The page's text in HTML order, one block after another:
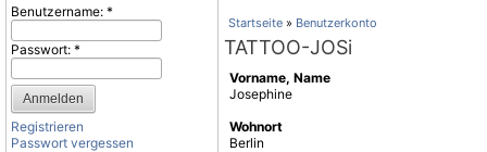
Benutzername: *
Passwort: *
Registrieren
Passwort vergessen
Startseite » Benutzerkonto
TATTOO-JOSi
Vorname, Name
Josephine
Wohnort
Berlin